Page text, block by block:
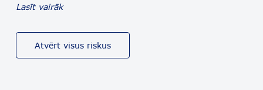
Lasīt vairāk
Atvērt visus riskus